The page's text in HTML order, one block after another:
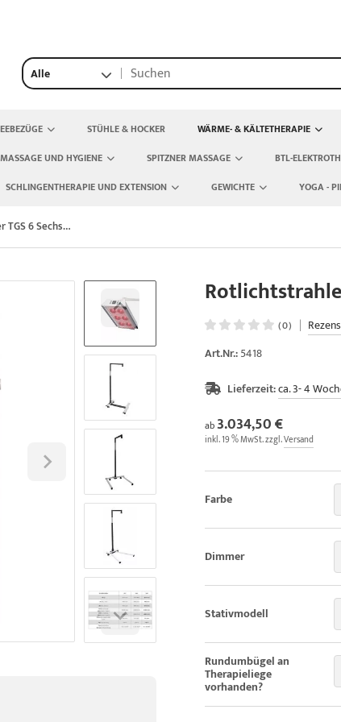
Alle
STÜHLE & HOCKER WÄRME- & KÄLTETHERAPIE
UND HYGIENE SPITZNER MASSAGE BTL-
SCHLINGENTHERAPIE UND EXTENSION GEWICHTE YOGA -
Rotlichtstrahler TGS 6 Sechser-Stativ Modell
(0) |
Art.Nr.:5418
Lieferzeit:ca. 3- 4
ab3.034,50 €
inkl. 19 % MwSt. zzgl.Versand
Farbe
Dimmer
Stativmodell
Rundumbügel an
Therapieliege
vorhanden?